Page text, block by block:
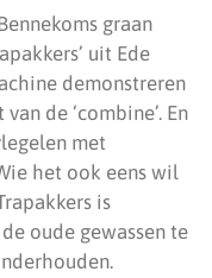
graan
uit Ede
demonstreren
de ‘combine’. En
met
het ook eens wil
is
oude gewassen te